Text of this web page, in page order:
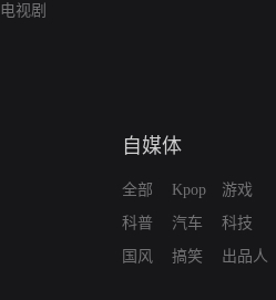
电视剧
自媒体
全部
科普
国风
Kpop
汽车
搞笑
游戏
科技
出品人